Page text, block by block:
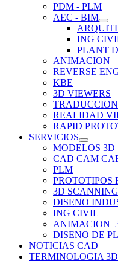
PDM - PLM
AEC - BIM
ING
PLANT
ANIMACION
REVERSE
KBE
3D VIEWERS
REALIDAD
RAPID
SERVICIOS
MODELOS 3D
CAD CAM
PLM
PROTOTIPOS
3D SCANNING
DISENO
ING CIVIL
DISENO DE
NOTICIAS CAD
TERMINOLOGIA 3D